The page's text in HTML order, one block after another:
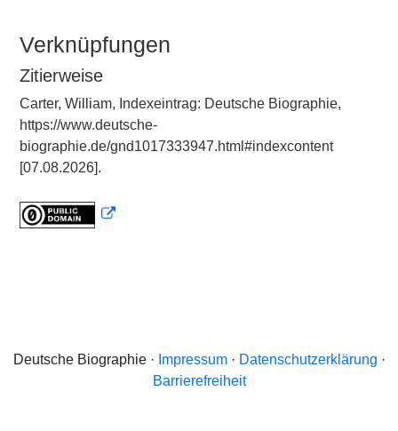
Verknüpfungen
Zitierweise
Carter, William, Indexeintrag: Deutsche Biographie,
https://www.deutsche-
biographie.de/gnd1017333947.html#indexcontent
[07.08.2026].
Deutsche Biographie · Impressum· Datenschutzerklärung ·
Barrierefreiheit